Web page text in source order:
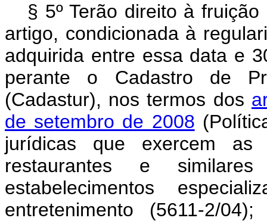
§ 5º Terão direito à
artigo, condicionada à
adquirida entre essa data e
perante o Cadastro de
(Cadastur), nos termos dos
de setembro de 2008
jurídicas que exercem as
restaurantes e
estabelecimentos
entretenimento (5611-2/